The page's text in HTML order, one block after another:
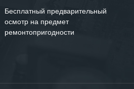
Бесплатный предварительный
осмотр на предмет
ремонтопригодности